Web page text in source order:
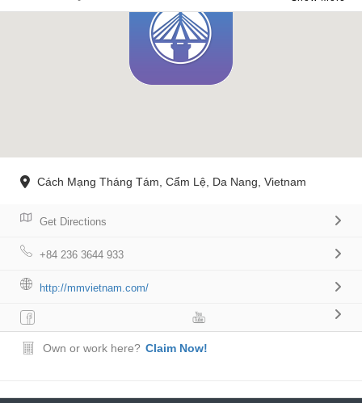
Cách Mạng Tháng Tám, Cẩm Lệ, Da Nang, Vietnam
Get Directions
+84 236 3644 933
http://mmvietnam.com/
Own or work here? Claim Now!